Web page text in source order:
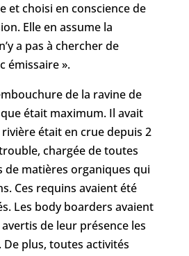
et choisi en conscience de
Elle en assume la
a pas à chercher de
émissaire ».
de la ravine de
était maximum. Il avait
était en crue depuis 2
chargée de toutes
de matières organiques qui
Ces requins avaient été
Les body boarders avaient
de leur présence les
plus, toutes activités